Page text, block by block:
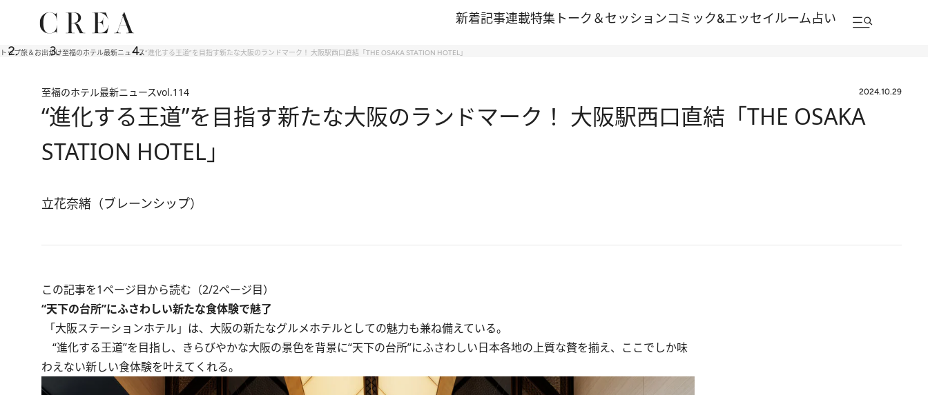
新着記事連載特集 トーク＆セッションコミック&エッセイルーム占い
トップ旅＆お出かけ至福のホテル最新ニュース“進化する王道”を目指す新たな大阪のランドマーク！ 大阪駅西口直結「THE OSAKA STATION HOTEL」
至福のホテル最新ニュースvol.114 2024.10.29
“進化する王道”を目指す新たな大阪のランドマーク！ 大阪駅西口直結「THE OSAKA
STATION HOTEL」
立花奈緒（ブレーンシップ）
この記事を1ページ目から読む（2/2ページ目）
“天下の台所”にふさわしい新たな食体験で魅了
「大阪ステーションホテル」は、大阪の新たなグルメホテルとしての魅力も兼ね備えている。
“進化する王道”を目指し、きらびやかな大阪の景色を背景に“天下の台所”にふさわしい日本各地の上質な贅を揃え、ここでしか味
わえない新しい食体験を叶えてくれる。